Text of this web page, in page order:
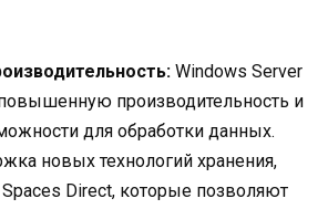
Windows Server
производительность и
для обработки данных.
новых технологий хранения,
Spaces Direct, которые позволяют